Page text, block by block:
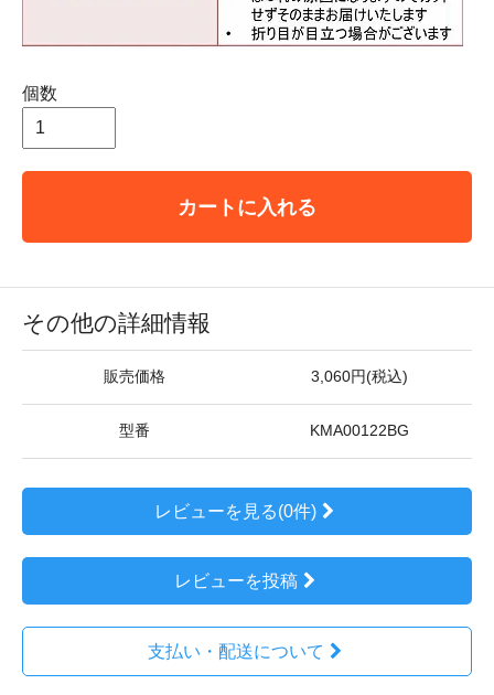
個数
カートに入れる
その他の詳細情報
販売価格 3,060円(税込)
型番 KMA00122BG
レビューを見る(0件)
レビューを投稿
支払い・配送について